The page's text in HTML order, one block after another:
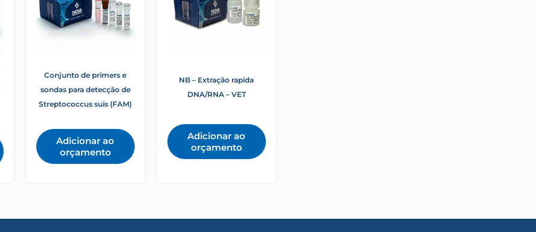
Conjunto de primers e
sondas para detecção de
Streptococcus suis (FAM)
Adicionar ao
orçamento
NB – Extração rapida
DNA/RNA – VET
Adicionar ao
orçamento